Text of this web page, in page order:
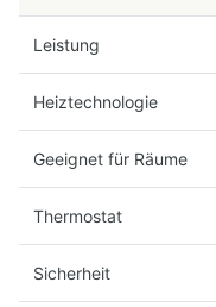
Leistung
Heiztechnologie
Geeignet für Räume
Thermostat
Sicherheit